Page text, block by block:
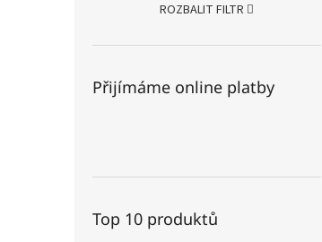
ROZBALIT FILTR
Přijímáme online platby
Top 10 produktů